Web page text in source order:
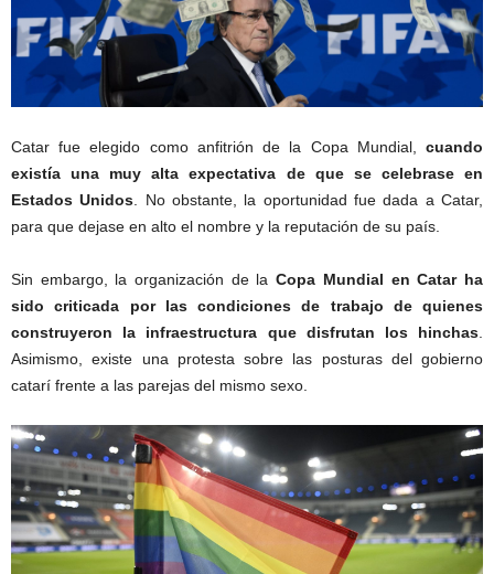
Catar fue elegido como anfitrión de la Copa Mundial, cuando
existía una muy alta expectativa de que se celebrase en
Estados Unidos . No obstante, la oportunidad fue dada a Catar,
para que dejase en alto el nombre y la reputación de su país.
Sin embargo, la organización de la Copa Mundial en Catar ha
sido criticada por las condiciones de trabajo de quienes
construyeron la infraestructura que disfrutan los hinchas
Asimismo, existe una protesta sobre las posturas del gobierno
catarí frente a las parejas del mismo sexo.